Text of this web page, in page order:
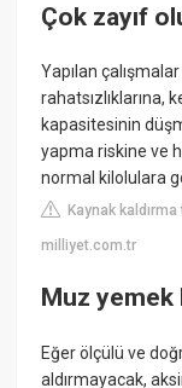
Çok zayıf
Yapılan
rahatsızlıklarına,
kapasitesinin
yapma riskine ve
normal kilolulara
Kaynak
milliyet.com.tr
Muz yemek
Eğer ölçülü ve
aldırmayacak,